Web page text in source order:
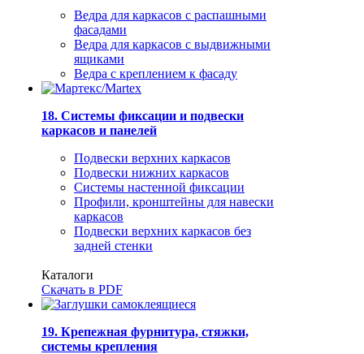
Ведра для каркасов с распашными
фасадами
Ведра для каркасов с выдвижными
ящиками
Ведра с креплением к фасаду
18. Системы фиксации и подвески
каркасов и панелей
Подвески верхних каркасов
Подвески нижних каркасов
Системы настенной фиксации
Профили, кронштейны для навески
каркасов
Подвески верхних каркасов без
задней стенки
Каталоги
Скачать в PDF
19. Крепежная фурнитура, стяжки,
системы крепления